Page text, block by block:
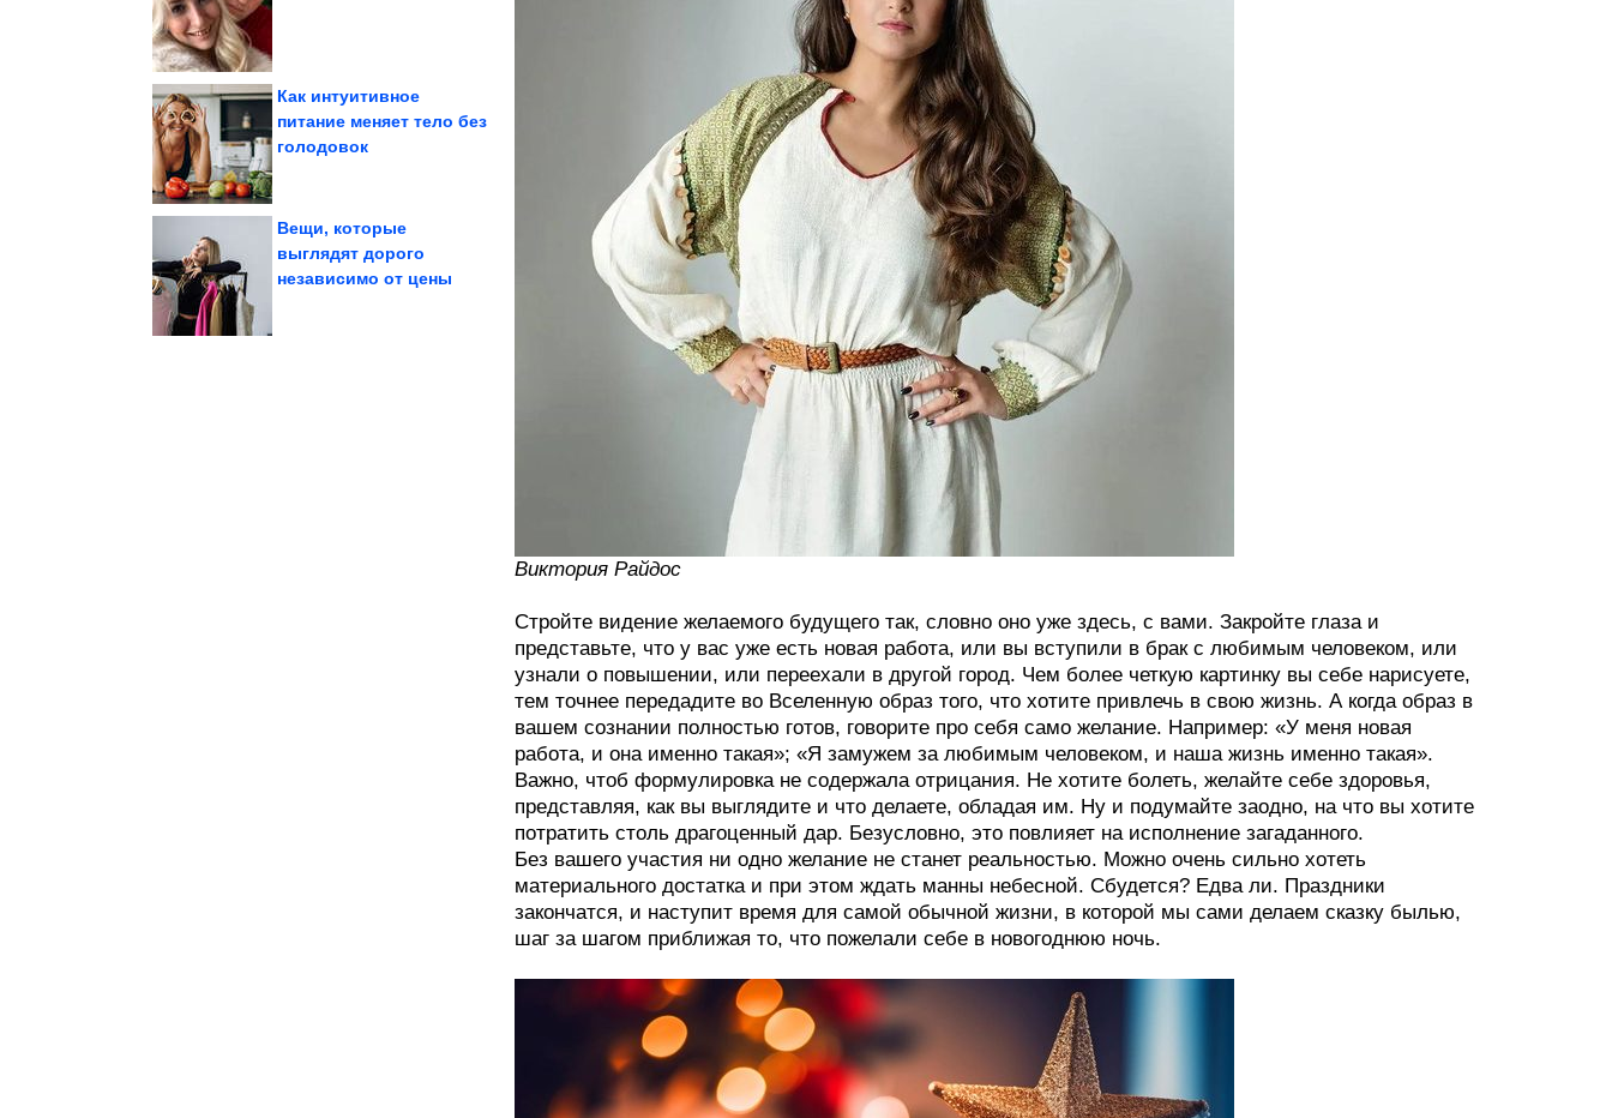
Почему бросила
Как интуитивное
питание меняет тело без
голодовок
чтобы проявить себя
Вещи, которые
выглядят дорого
независимо от цены
Виктория Райдос
Стройте видение желаемого будущего так, словно оно уже здесь, с вами. Закройте глаза и
представьте, что у вас уже есть новая работа, или вы вступили в брак с любимым человеком, или
узнали о повышении, или переехали в другой город. Чем более четкую картинку вы себе нарисуете,
тем точнее передадите во Вселенную образ того, что хотите привлечь в свою жизнь. А когда образ в
вашем сознании полностью готов, говорите про себя само желание. Например: «У меня новая
работа, и она именно такая»; «Я замужем за любимым человеком, и наша жизнь именно такая».
Важно, чтоб формулировка не содержала отрицания. Не хотите болеть, желайте себе здоровья,
представляя, как вы выглядите и что делаете, обладая им. Ну и подумайте заодно, на что вы хотите
потратить столь драгоценный дар. Безусловно, это повлияет на исполнение загаданного.
Без вашего участия ни одно желание не станет реальностью. Можно очень сильно хотеть
материального достатка и при этом ждать манны небесной. Сбудется? Едва ли. Праздники
закончатся, и наступит время для самой обычной жизни, в которой мы сами делаем сказку былью,
шаг за шагом приближая то, что пожелали себе в новогоднюю ночь.